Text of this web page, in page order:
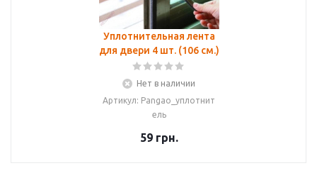
Уплотнительная лента
для двери 4 шт. (106 см.)
Нет в наличии
Артикул: Pangao_уплотнит
ель
59грн.